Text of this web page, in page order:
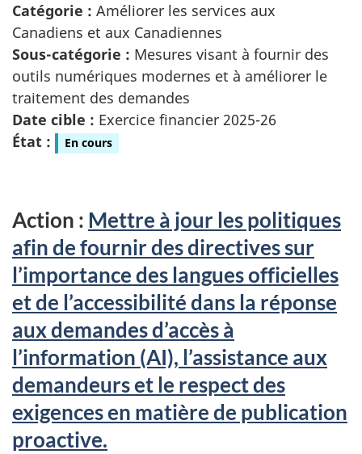
Catégorie : Améliorer les services aux
Canadiens et aux Canadiennes
Sous-catégorie : Mesures visant à fournir des
outils numériques modernes et à améliorer le
traitement des demandes
Date cible : Exercice financier 2025-26
État :
En cours
Action : Mettre à jour les politiques
afin de fournir des directives sur
l’importance des langues officielles
et de l’accessibilité dans la réponse
aux demandes d’accès à
l’information (AI), l’assistance aux
demandeurs et le respect des
exigences en matière de publication
proactive.